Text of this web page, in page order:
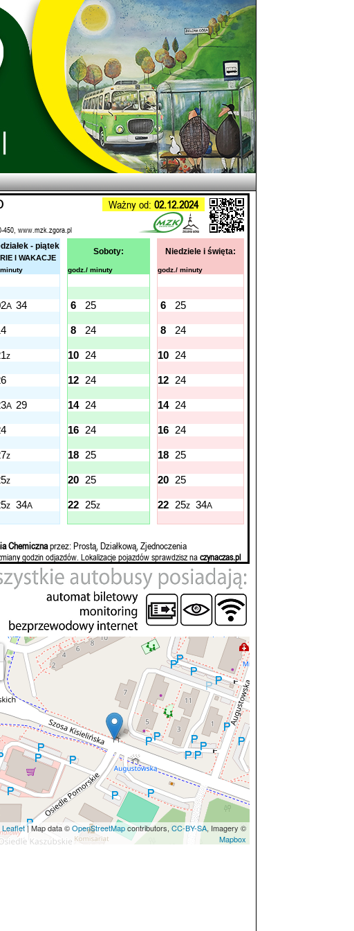
Ważny od: 02.12.2024
450, www.mzk.zgora.pl
- piątek
I WAKACJE
Soboty: Niedziele i święta:
godz./ minuty godz./ minuty
A 34 6 25 6
25
8 24 8 24
z 10 24 10 24
12 24 12 24
A 29 14 24 14 24
16 24 16 24
z 18 25 18 25
z 20 25 20 25
z 34A 22 25z 22 25z 34A
Chemicznaprzez: Prostą, Działkową, Zjednoczenia
godzin odjazdów. Lokalizacje pojazdów sprawdzisz naczynaczas.pl
Leaflet| Map data ©OpenStreetMapcontributors, CC-BY-SA, Imagery ©
Mapbox